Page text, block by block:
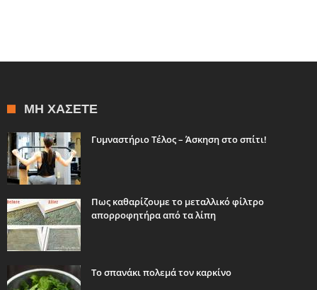
ΜΗ ΧΆΣΕΤΕ
Γυμναστήριο Τέλος – Άσκηση στο σπίτι!
Πως καθαρίζουμε το μεταλλικό φίλτρο
απορροφητήρα από τα λίπη
Το σπανάκι πολεμά τον καρκίνο